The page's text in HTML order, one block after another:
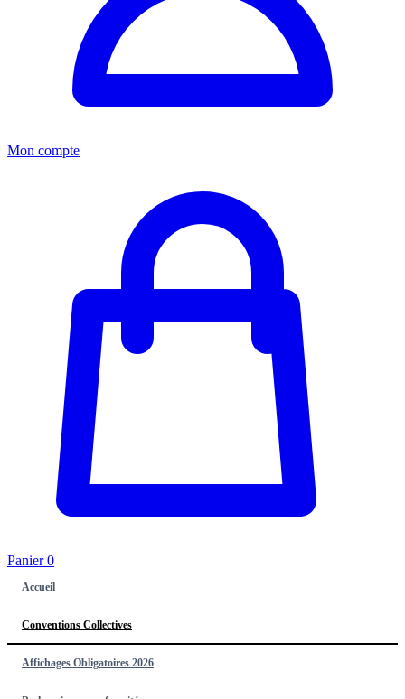
Mon compte
Panier0
Accueil
Conventions Collectives
Affichages Obligatoires 2026